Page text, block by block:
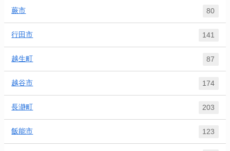
蕨市 80
行田市 141
越生町 87
越谷市 174
長瀞町 203
飯能市 123